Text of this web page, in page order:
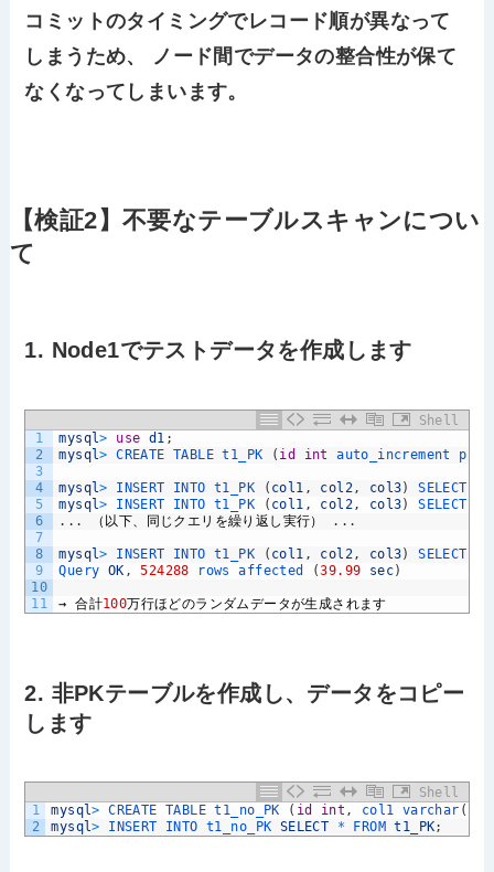
コミットのタイミングでレコード順が異なって
しまうため、 ノード間でデータの整合性が保て
なくなってしまいます。
【検証2】不要なテーブルスキャンについ
て
1. Node1でテストデータを作成します
Shell
1
2
3
4
5
6
7
8
9
10
11
mysql> use d1 ;
mysql> CREATE TABLE t1_PK ( id int auto_increment
mysql> INSERT INTO t1_PK ( col1 , col2 , col3) SELECT
mysql> INSERT INTO t1_PK ( col1 , col2 , col3) SELECT
. . . （以下、同じクエリを繰り返し実行） . . .
mysql> INSERT INTO t1_PK ( col1 , col2 , col3) SELECT
Query OK , 524288 rows affected (39.99 sec)
→ 合計100万行ほどのランダムデータが生成されます
2. 非PKテーブルを作成し、データをコピー
します
Shell
1
2
mysql> CREATE TABLE t1_no_PK ( id int , col1 varchar (
mysql> INSERT INTO t1_no_PK SELECT * FROM t1_PK;